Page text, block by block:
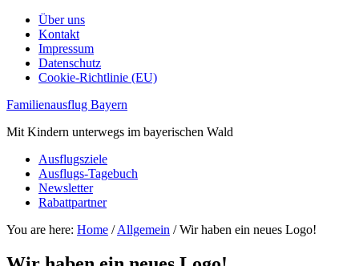
Über uns
Kontakt
Impressum
Datenschutz
Cookie-Richtlinie (EU)
Familienausflug Bayern
Mit Kindern unterwegs im bayerischen Wald
Ausflugsziele
Ausflugs-Tagebuch
Newsletter
Rabattpartner
You are here: Home / Allgemein /Wir haben ein neues Logo!